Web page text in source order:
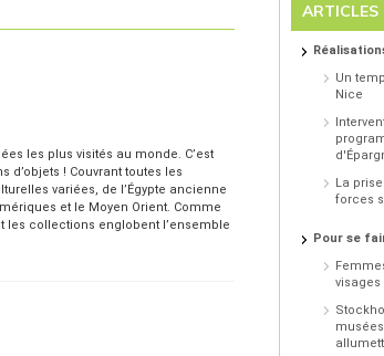
les plus visités au monde. C’est
! Couvrant toutes les
variées, de l’Égypte ancienne
et le Moyen Orient. Comme
les collections englobent l’ensemble
ARTICLES
Un
Nice
La
forces
Pour se
visages